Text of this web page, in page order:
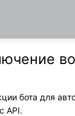
бота для
API.